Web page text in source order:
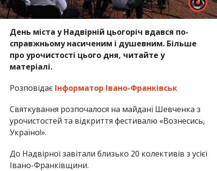
День міста у Надвірній цьогоріч вдався по-
справжньому насиченим і душевним. Більше
про урочистості цього дня, читайте у
матеріалі.
Розповідає Інформатор Івано-Франківськ
Святкування розпочалося на майдані Шевченка з
урочистостей та відкриття фестивалю «Вознесись,
Україно!».
До Надвірної завітали близько 20 колективів з усієї
Івано-Франківщини.